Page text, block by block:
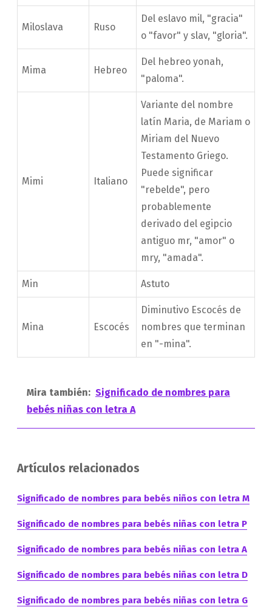
Miloslava Ruso
Del eslavo mil, "gracia"
o "favor" y slav, "gloria".
Mima Hebreo
Del hebreo yonah,
"paloma".
Mimi Italiano
Variante del nombre
latín Maria, de Mariam o
Miriam del Nuevo
Testamento Griego.
Puede significar
"rebelde", pero
probablemente
derivado del egipcio
antiguo mr, "amor" o
mry, "amada".
Min Astuto
Mina Escocés
Diminutivo Escocés de
nombres que terminan
en "-mina".
Mira también: Significado de nombres para
bebés niñas con letra A
Artículos relacionados
Significado de nombres para bebés niños con letra M
Significado de nombres para bebés niñas con letra P
Significado de nombres para bebés niñas con letra A
Significado de nombres para bebés niñas con letra D
Significado de nombres para bebés niñas con letra G